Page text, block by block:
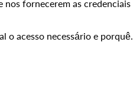
nos fornecerem as credenciais
o acesso necessário e porquê.